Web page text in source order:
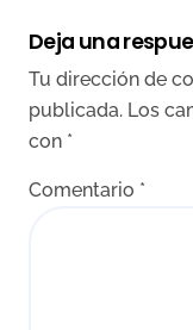
Deja una
Tu dirección de
publicada. Los
con *
Comentario *